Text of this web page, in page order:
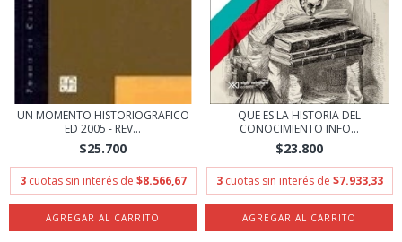
UN MOMENTO HISTORIOGRAFICO
ED 2005 - REV...
$25.700
3 cuotas sin interés de $8.566,67
QUE ES LA HISTORIA DEL
CONOCIMIENTO INFO...
$23.800
3 cuotas sin interés de $7.933,33